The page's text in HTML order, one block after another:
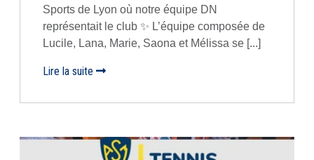
Sports de Lyon où notre équipe DN
représentait le club ✨ L’équipe composée de
Lucile, Lana, Marie, Saona et Mélissa se [...]
Lire la suite